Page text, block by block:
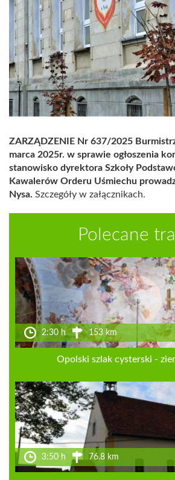
ZARZĄDZENIE Nr 637/2025
marca 2025r. w sprawie ogłoszenia
stanowisko dyrektora Szkoły
Kawalerów Orderu Uśmiechu
Nysa. Szczegóły w załącznikach.
Polecane
2:30 h 153 km
Opolski szlak cysterski -
3:50 h 76.8 km